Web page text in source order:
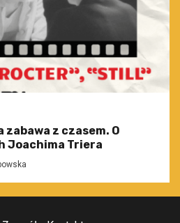
z czasem. O
Joachima Triera